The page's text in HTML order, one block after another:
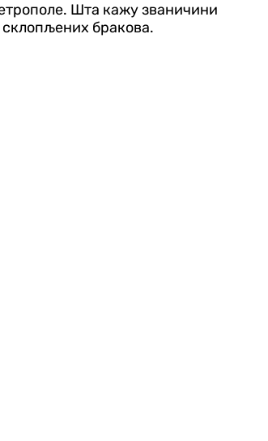
Шта кажу званичини
склопљених бракова.